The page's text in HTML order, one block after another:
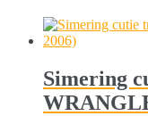
Simering